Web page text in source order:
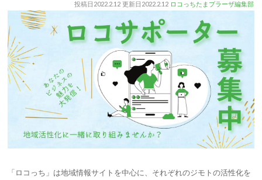
投稿日 2022.2.12 更新日 2022.2.12 ロコっちたまプラーザ編集部
「ロコっち」は地域情報サイトを中心に、それぞれのジモトの活性化を